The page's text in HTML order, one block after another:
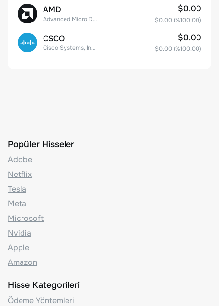
AMD
Advanced Micro Devices
$0.00
$0.00 (%100.00)
CSCO
Cisco Systems, Inc. Common Stock (DE)
$0.00
$0.00 (%100.00)
Popüler Hisseler
Adobe
Netflix
Tesla
Meta
Microsoft
Nvidia
Apple
Amazon
Hisse Kategorileri
Ödeme Yöntemleri